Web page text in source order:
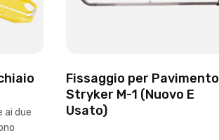
ai due
Fissaggio per Pavimento
Stryker M-1 (Nuovo E
Usato)